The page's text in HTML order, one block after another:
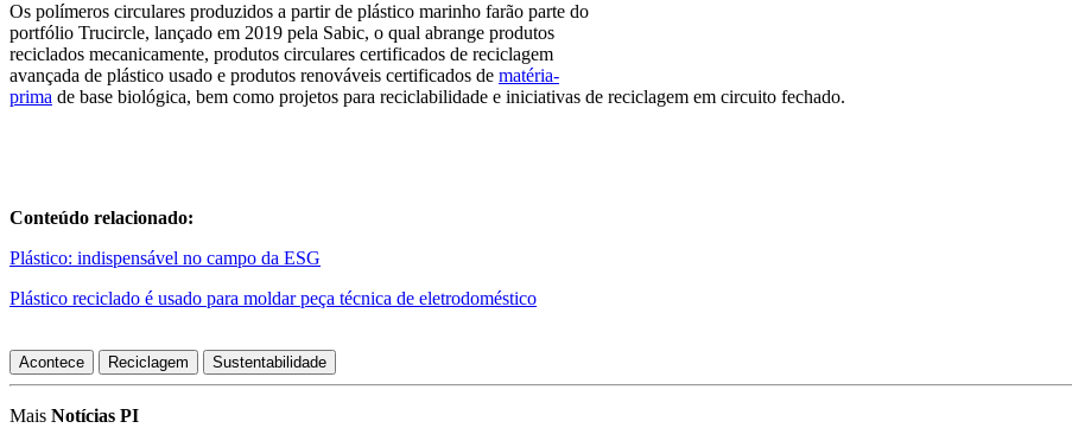
Os polímeros circulares produzidos a partir de plástico marinho farão parte do
portfólio Trucircle, lançado em 2019 pela Sabic, o qual abrange produtos
reciclados mecanicamente, produtos circulares certificados de reciclagem
avançada de plástico usado e produtos renováveis certificados de matéria-
prima de base biológica, bem como projetos para reciclabilidade e iniciativas de reciclagem em circuito fechado.
Conteúdo relacionado:
Plástico: indispensável no campo da ESG
Plástico reciclado é usado para moldar peça técnica de eletrodoméstico
Acontece Reciclagem Sustentabilidade
Mais Notícias PI